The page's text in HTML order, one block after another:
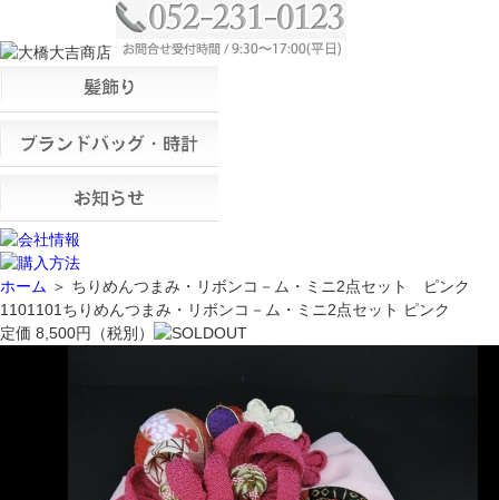
ホーム ＞ ちりめんつまみ・リボンコ－ム・ミニ2点セット ピンク
1101101 ちりめんつまみ・リボンコ－ム・ミニ2点セット ピンク
定価 8,500円 （税別）